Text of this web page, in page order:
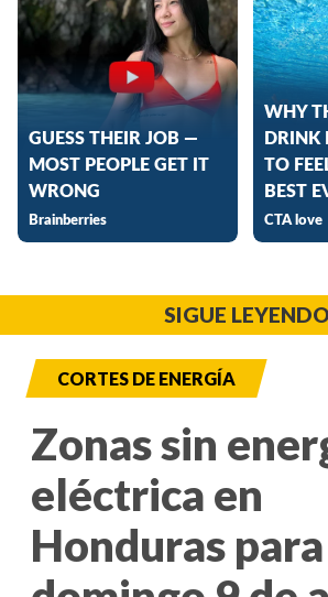
SIGUE LEYENDO
CORTES DE ENERGÍA
Zonas sin
eléctrica en
Honduras